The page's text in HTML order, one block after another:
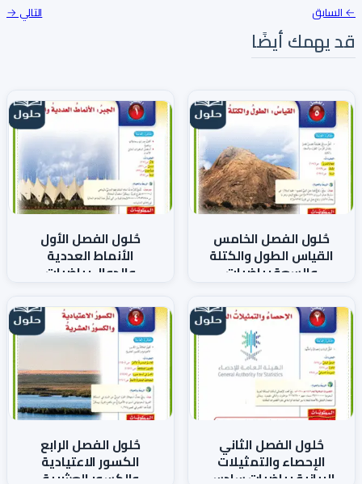
← السابق التالي →
قد يهمك أيضًا
حُلول الفصل الخامس
القياس الطول والكتلة
والسعة رياضيات
حُلول الفصل الأول
الأنماط العددية
والدوال رياضيات
حُلول الفصل الثاني
الإحصاء والتمثيلات
البيانية رياضيات سادس
حُلول الفصل الرابع
الكسور الاعتيادية
والكسور العشرية